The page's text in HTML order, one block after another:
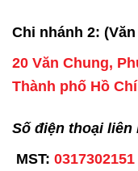
Chi nhánh 2:
20 Văn Chung,
Thành phố Hồ
Số điện thoại liên
MST: 0317302151